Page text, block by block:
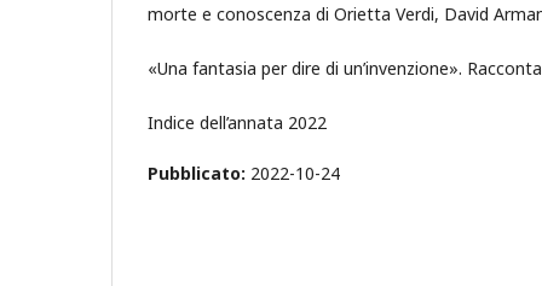
morte e conoscenza di Orietta Verdi, David
«Una fantasia per dire di un’invenzione».
Indice dell’annata 2022
Pubblicato: 2022-10-24